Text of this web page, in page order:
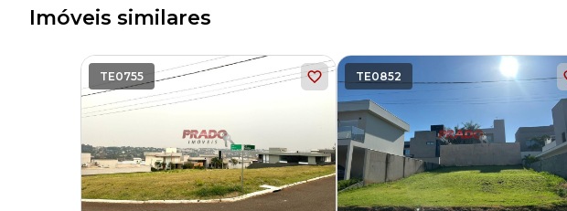
Imóveis similares
TE0755 TE0852